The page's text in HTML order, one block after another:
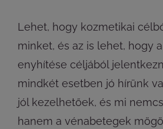
Lehet, hogy kozmetikai
minket, és az is lehet, hogy
enyhítése céljából
mindkét esetben jó hírünk
jól kezelhetőek, és mi
hanem a vénabetegek